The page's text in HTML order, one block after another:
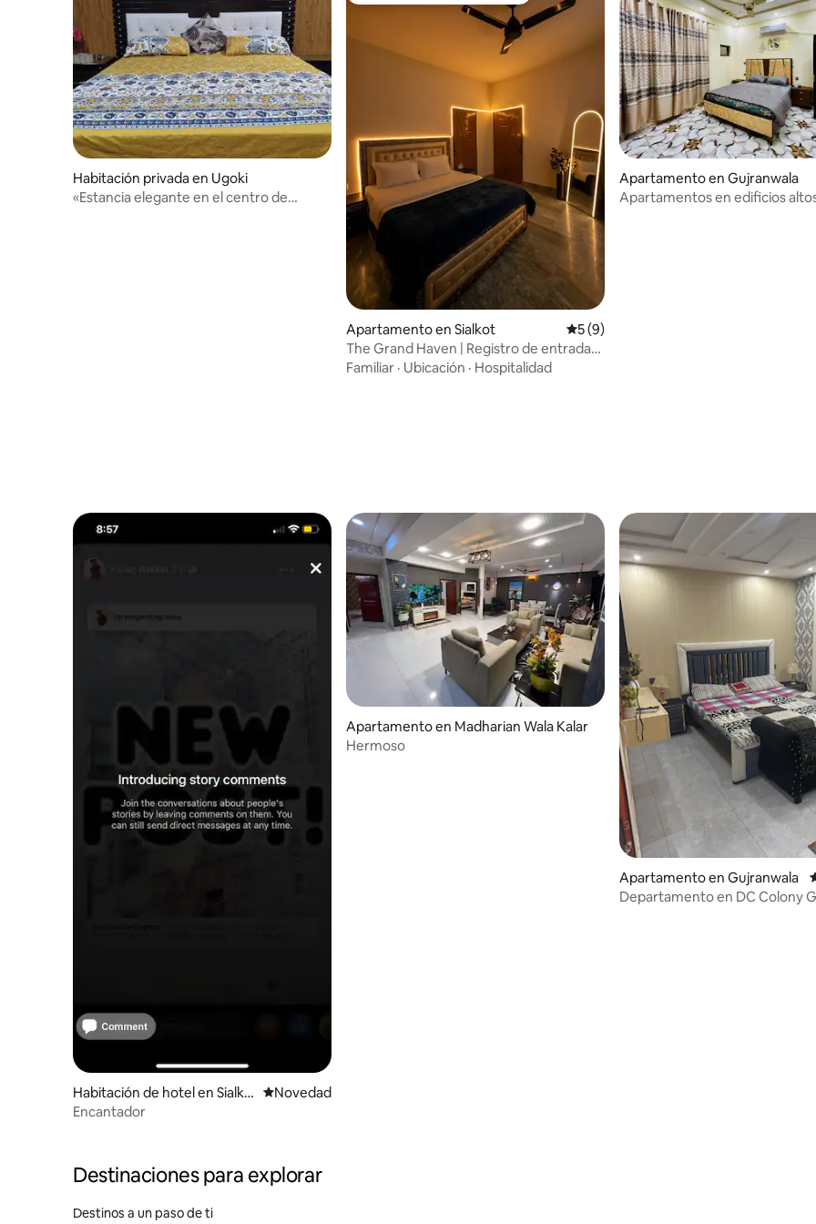
Habitación privada en Ugoki
«Estancia elegante en el centro de
Apartamento en Sialkot Calificación promedio: 5 de 5, 9 reseñas
5 (9)
The Grand Haven | Registro de entrada
autónomo
Familiar · Ubicación · Hospitalidad
Apartamento en Gujranwala
Apartamentos en edificios
Habitación de hotel en Sialko
t
Lugar para hospedarse
Novedad
Encantador
Apartamento en Madharian Wala Kalar
Hermoso
Apartamento en Gujranwala
Departamento en DC Colony
Destinaciones para explorar
Destinos a un paso de ti